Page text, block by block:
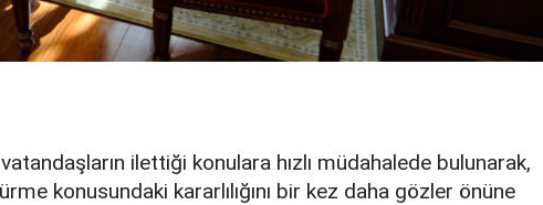
ilettiği konulara hızlı müdahalede bulunarak,
konusundaki kararlılığını bir kez daha gözler önüne